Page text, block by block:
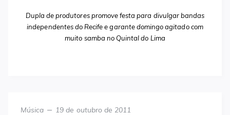
Dupla de produtores promove festa para divulgar bandas
independentes do Recife e garante domingo agitado com
muito samba no Quintal do Lima
Category
Música
Posted
19 de outubro de 2011